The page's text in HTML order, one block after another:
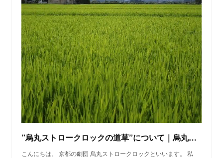
”烏丸ストロークロックの道草”について｜烏丸ストロークロック｜note
こんにちは。 京都の劇団 烏丸ストロークロックといいます。 私